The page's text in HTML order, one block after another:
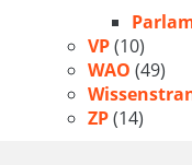
VP(10)
WAO (49)
ZP(14)